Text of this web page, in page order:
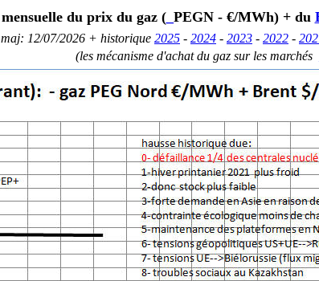
mensuelledu prix du gaz (_ PEGN - €/MWh) + du
maj: 12/07/2026 + historique 2025 - 2024 - 2023 - 2022 -
(les mécanisme d'achat du gaz sur les marchés